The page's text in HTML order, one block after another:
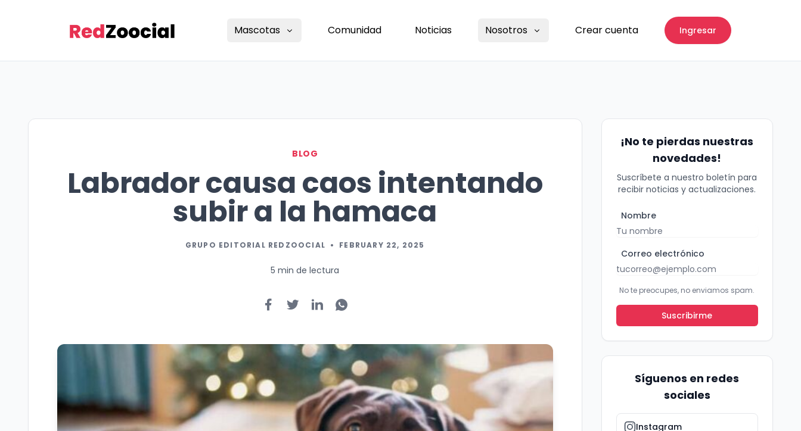
Mascotas Comunidad Noticias Nosotros Crear cuenta Ingresar
BLOG
Labrador causa caos intentando
subir a la hamaca
GRUPO EDITORIAL REDZOOCIAL • FEBRUARY 22, 2025
5 min de lectura
¡No te pierdas nuestras
novedades!
Suscríbete a nuestro boletín para
recibir noticias y actualizaciones.
Nombre
Correo electrónico
No te preocupes, no enviamos spam.
Suscribirme
Síguenos en redes
sociales
Instagram